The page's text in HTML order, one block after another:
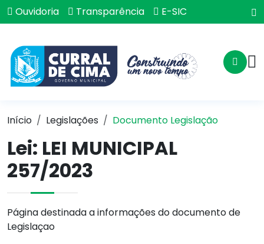
Ouvidoria Transparência E-SIC
Início Legislações Documento Legislação
Lei: LEI MUNICIPAL
257/2023
Página destinada a informações do documento de
Legislaçao